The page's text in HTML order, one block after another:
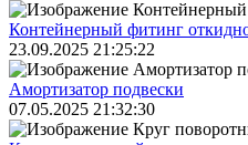
Контейнерный фитинг
23.09.2025 21:25:22
Амортизатор подвески
07.05.2025 21:32:30